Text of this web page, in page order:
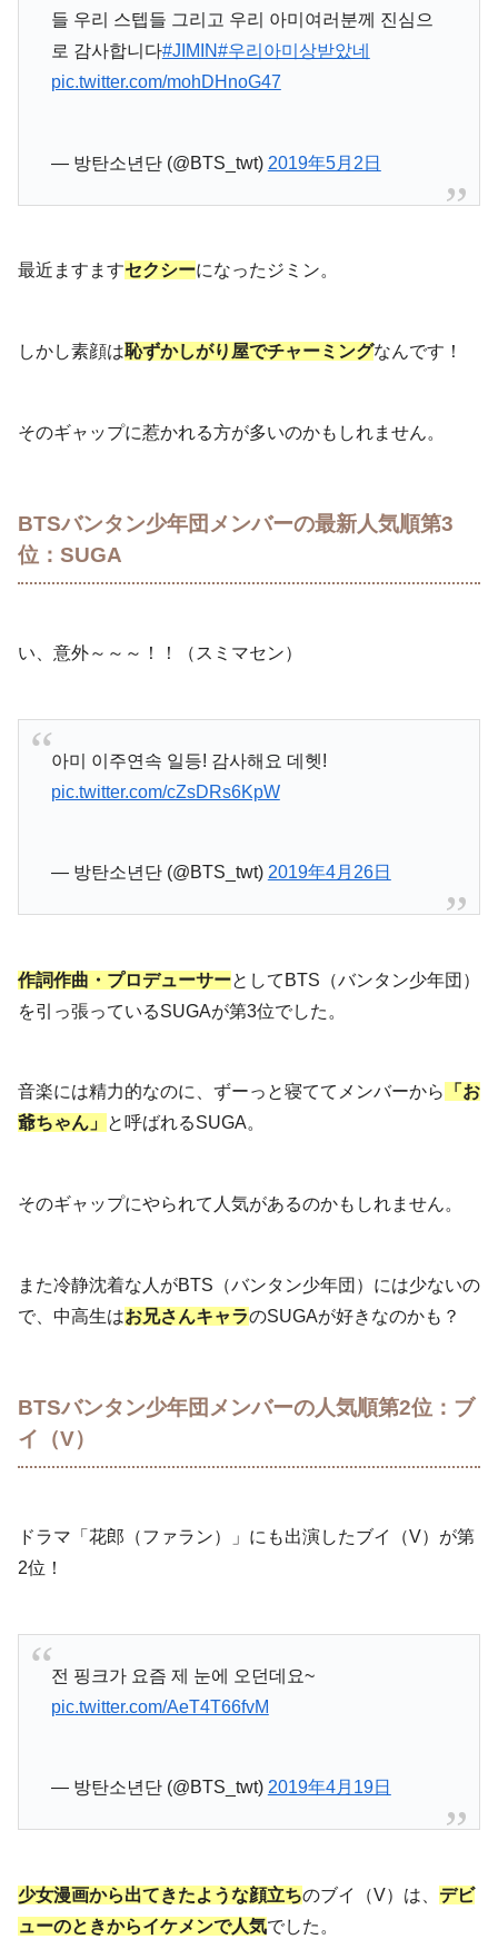
들 우리 스텝들 그리고 우리 아미여러분께 진심으
로 감사합니다#JIMIN#우리아미상받았네
pic.twitter.com/mohDHnoG47
— 방탄소년단 (@BTS_twt) 2019年5月2日
最近ますますセクシーになったジミン。
しかし素顔は恥ずかしがり屋でチャーミングなんです！
そのギャップに惹かれる方が多いのかもしれません。
BTSバンタン少年団メンバーの最新人気順第3
位：SUGA
い、意外～～～！！（スミマセン）
아미 이주연속 일등! 감사해요 데헷!
pic.twitter.com/cZsDRs6KpW
— 방탄소년단 (@BTS_twt) 2019年4月26日
作詞作曲・プロデューサーとしてBTS（バンタン少年団）
を引っ張っているSUGAが第3位でした。
音楽には精力的なのに、ずーっと寝ててメンバーから
「お
爺ちゃん」 と呼ばれるSUGA。
そのギャップにやられて人気があるのかもしれません。
また冷静沈着な人がBTS（バンタン少年団）には少ないの
で、中高生はお兄さんキャラのSUGAが好きなのかも？
BTSバンタン少年団メンバーの人気順第2位：ブ
イ（V）
ドラマ「花郎（ファラン）」にも出演したブイ（V）が第
2位！
전 핑크가 요즘 제 눈에 오던데요~
pic.twitter.com/AeT4T66fvM
— 방탄소년단 (@BTS_twt) 2019年4月19日
少女漫画から出てきたような顔立ちのブイ（V）は、 デビ
ューのときからイケメンで人気でした。